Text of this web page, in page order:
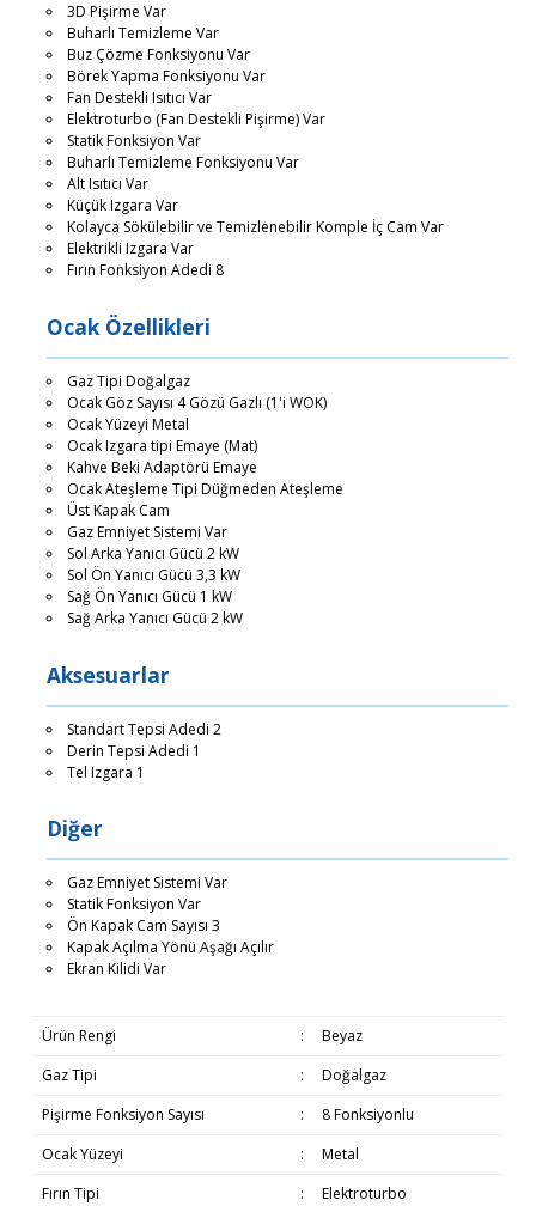
3D Pişirme Var
Buharlı Temizleme Var
Buz Çözme Fonksiyonu Var
Börek Yapma Fonksiyonu Var
Fan Destekli Isıtıcı Var
Elektroturbo (Fan Destekli Pişirme) Var
Statik Fonksiyon Var
Buharlı Temizleme Fonksiyonu Var
Alt Isıtıcı Var
Küçük Izgara Var
Kolayca Sökülebilir ve Temizlenebilir Komple İç Cam Var
Elektrikli Izgara Var
Fırın Fonksiyon Adedi 8
Ocak Özellikleri
Gaz Tipi Doğalgaz
Ocak Göz Sayısı 4 Gözü Gazlı (1'i WOK)
Ocak Yüzeyi Metal
Ocak Izgara tipi Emaye (Mat)
Kahve Beki Adaptörü Emaye
Ocak Ateşleme Tipi Düğmeden Ateşleme
Üst Kapak Cam
Gaz Emniyet Sistemi Var
Sol Arka Yanıcı Gücü 2 kW
Sol Ön Yanıcı Gücü 3,3 kW
Sağ Ön Yanıcı Gücü 1 kW
Sağ Arka Yanıcı Gücü 2 kW
Aksesuarlar
Standart Tepsi Adedi 2
Derin Tepsi Adedi 1
Tel Izgara 1
Diğer
Gaz Emniyet Sistemi Var
Statik Fonksiyon Var
Ön Kapak Cam Sayısı 3
Kapak Açılma Yönü Aşağı Açılır
Ekran Kilidi Var
Ürün Rengi :
Beyaz
Gaz Tipi
:
Doğalgaz
Pişirme Fonksiyon Sayısı
:
8 Fonksiyonlu
Ocak Yüzeyi
:
Metal
Fırın Tipi
: Elektroturbo